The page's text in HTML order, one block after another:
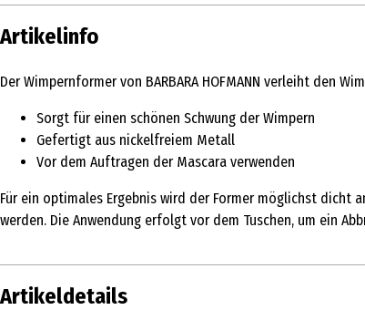
Artikelinfo
Der Wimpernformer von BARBARA HOFMANN verleiht den
Sorgt für einen schönen Schwung der Wimpern
Gefertigt aus nickelfreiem Metall
Vor dem Auftragen der Mascara verwenden
Für ein optimales Ergebnis wird der Former möglichst dicht
werden. Die Anwendung erfolgt vor dem Tuschen, um ein
Artikeldetails